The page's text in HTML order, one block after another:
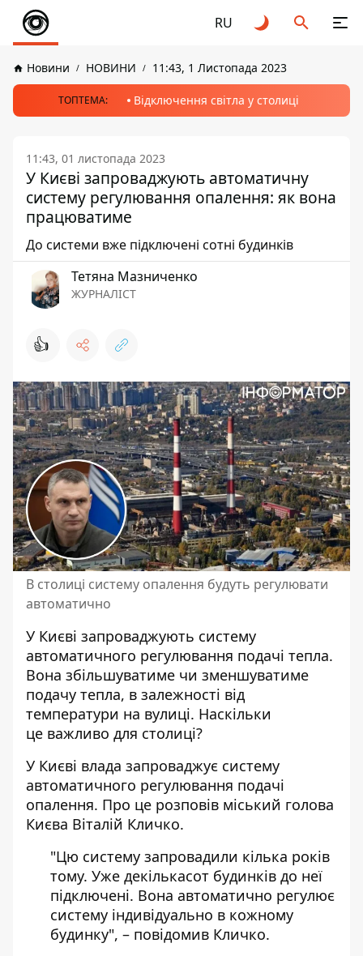
RU
Новини НОВИНИ 11:43, 1 Листопада 2023
ТОПТЕМА: Відключення світла у столиці
11:43, 01 листопада 2023
У Києві запроваджують автоматичну
систему регулювання опалення: як вона
працюватиме
До системи вже підключені сотні будинків
Тетяна Мазниченко
ЖУРНАЛІСТ
👍
В столиці систему опалення будуть регулювати
автоматично
У Києві запроваджують систему
автоматичного регулювання подачі тепла.
Вона збільшуватиме чи зменшуватиме
подачу тепла, в залежності від
температури на вулиці. Наскільки
це важливо для столиці?
У Києві влада запроваджує систему
автоматичного регулювання подачі
опалення. Про це розповів міський голова
Києва Віталій Кличко.
"Цю систему запровадили кілька років
тому. Уже декількасот будинків до неї
підключені. Вона автоматично регулює
систему індивідуально в кожному
будинку", – повідомив Кличко.